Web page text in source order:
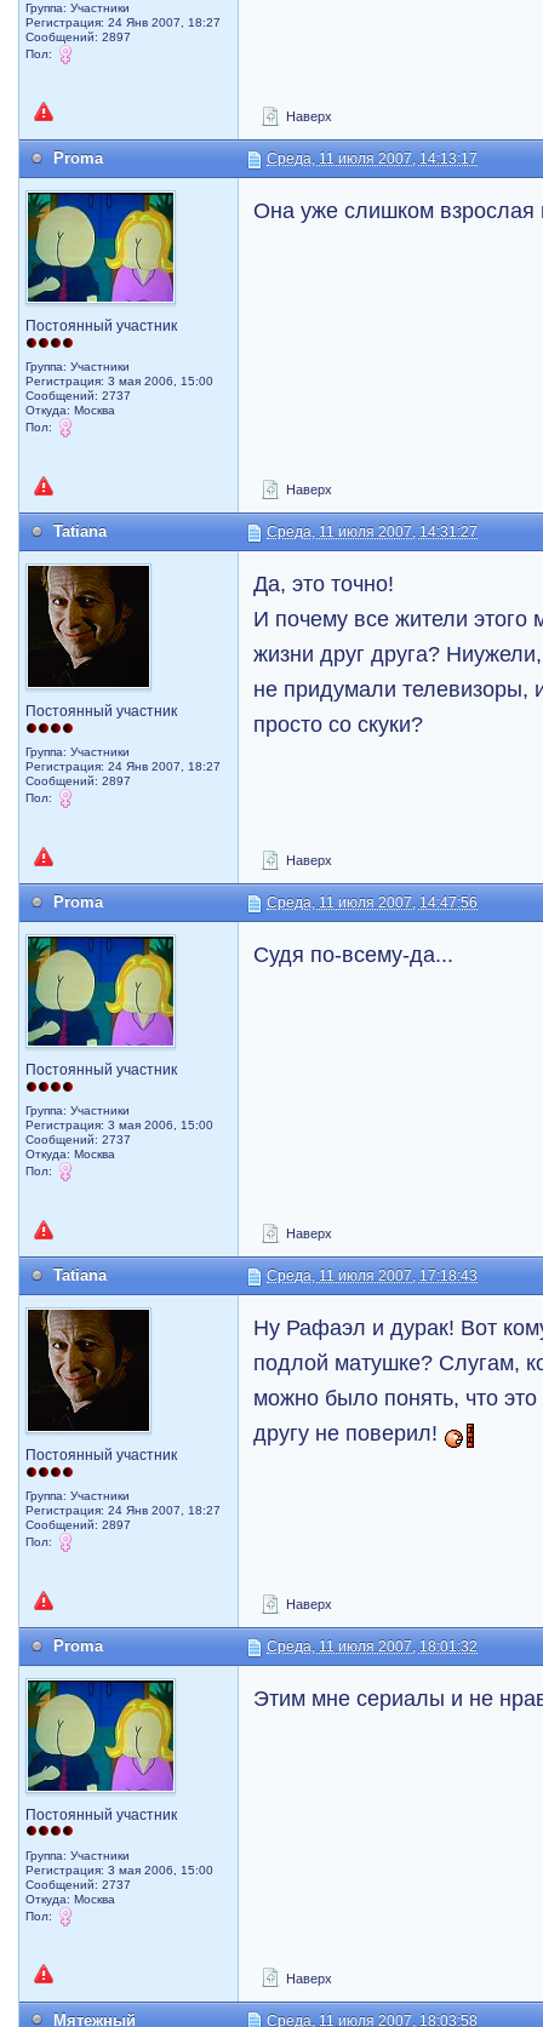
Группа: Участники
Регистрация: 24 Янв 2007, 18:27
Сообщений: 2897
Пол:
Наверх
Proma Среда, 11 июля 2007, 14:13:17
Постоянный участник
Группа: Участники
Регистрация: 3 мая 2006, 15:00
Сообщений: 2737
Откуда: Москва
Пол:
Она уже слишком взрослая
Наверх
Tatiana Среда, 11 июля 2007, 14:31:27
Постоянный участник
Группа: Участники
Регистрация: 24 Янв 2007, 18:27
Сообщений: 2897
Пол:
Да, это точно!
И почему все жители этого
жизни друг друга?
не придумали телевизоры,
просто со скуки?
Наверх
Proma Среда, 11 июля 2007, 14:47:56
Постоянный участник
Группа: Участники
Регистрация: 3 мая 2006, 15:00
Сообщений: 2737
Откуда: Москва
Пол:
Судя по-всему-да...
Наверх
Tatiana Среда, 11 июля 2007, 17:18:43
Постоянный участник
Группа: Участники
Регистрация: 24 Янв 2007, 18:27
Сообщений: 2897
Пол:
Ну Рафаэл и дурак! Вот
подлой матушке? Слугам,
можно было понять, что
другу не поверил!
Наверх
Proma Среда, 11 июля 2007, 18:01:32
Постоянный участник
Группа: Участники
Регистрация: 3 мая 2006, 15:00
Сообщений: 2737
Откуда: Москва
Пол:
Этим мне сериалы и не
Наверх
Мятежный Среда, 11 июля 2007, 18:03:58